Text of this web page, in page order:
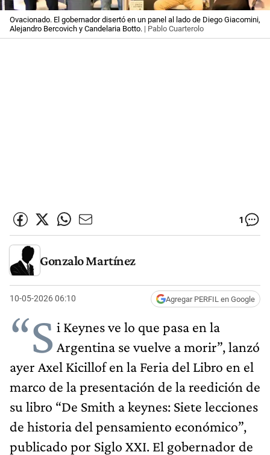
Ovacionado. El gobernador disertó en un panel al lado de Diego Giacomini,
Alejandro Bercovich y Candelaria Botto. | Pablo Cuarterolo
1
Gonzalo Martínez
10-05-2026 06:10 Agregar PERFIL en Google
“S i Keynes ve lo que pasa en la
Argentina se vuelve a morir”, lanzó
ayer Axel Kicillof en la Feria del Libro en el
marco de la presentación de la reedición de
su libro “De Smith a keynes: Siete lecciones
de historia del pensamiento económico”,
publicado por Siglo XXI. El gobernador de